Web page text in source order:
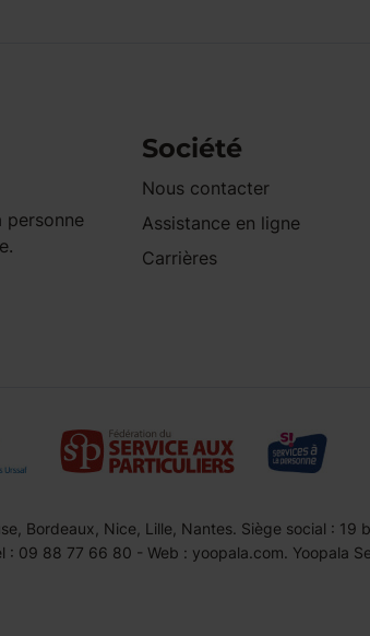
personne
Société
Nous contacter
Assistance en ligne
Carrières
Bordeaux, Nice, Lille, Nantes. Siège social :
88 77 66 80 - Web : yoopala.com. Yoopala